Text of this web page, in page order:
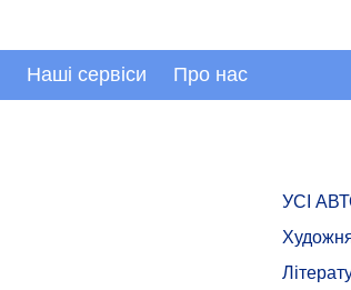
Наші сервіси Про нас
УСІ